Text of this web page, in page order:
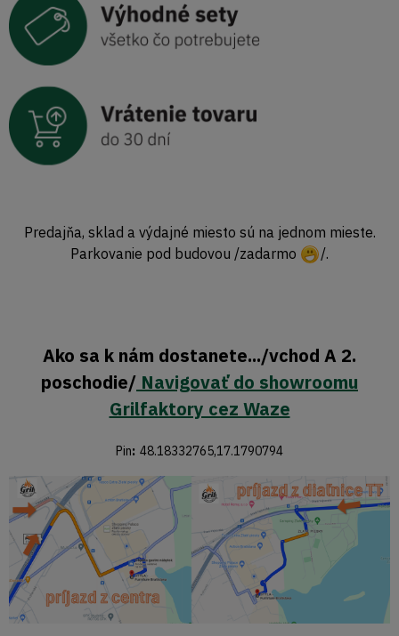
Predajňa, sklad a výdajné miesto sú na jednom mieste.
Parkovanie pod budovou /zadarmo
/.
Ako sa k nám dostanete.../vchod A 2.
poschodie/ Navigovať do showroomu
Grilfaktory cez Waze
Pin: 48.18332765,17.1790794